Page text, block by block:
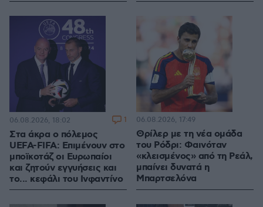
Στα άκρα ο πόλεμος
UEFA-FIFA: Επιμένουν στο
μποϊκοτάζ οι Ευρωπαίοι
και ζητούν εγγυήσεις και
το... κεφάλι του Ινφαντίνο
06.08.2026, 18:02 1
Θρίλερ με τη νέα ομάδα
του Ρόδρι: Φαινόταν
«κλεισμένος» από τη Ρεάλ,
μπαίνει δυνατά η
Μπαρτσελόνα
06.08.2026, 17:49